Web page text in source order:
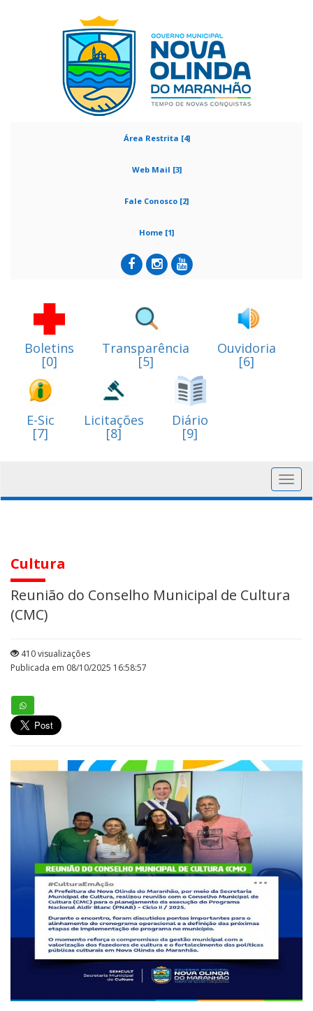
Área Restrita [4]
Web Mail [3]
Fale Conosco [2]
Home [1]
Boletins
[0]
Transparência
[5]
Ouvidoria
[6]
E-Sic
[7]
Licitações
[8]
Diário
[9]
Cultura
Reunião do Conselho Municipal de Cultura
(CMC)
410 visualizações
Publicada em 08/10/2025 16:58:57